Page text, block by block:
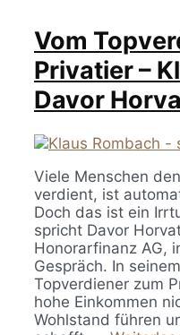
Vom
Privatier –
Davor
Viele Menschen
verdient, ist
Doch das ist ein
spricht Davor
Honorarfinanz AG,
Gespräch. In
Topverdiener zum
hohe Einkommen
Wohlstand führen